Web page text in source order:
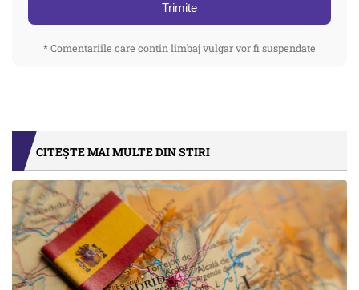
Trimite
* Comentariile care contin limbaj vulgar vor fi suspendate
CITEȘTE MAI MULTE DIN STIRI